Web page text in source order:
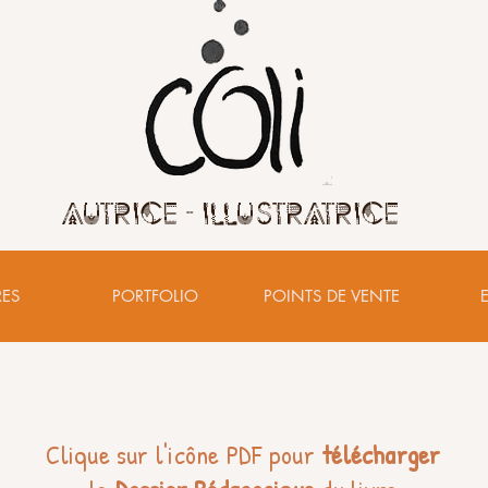
Autrice - illustratrice
PORTFOLIO POINTS DE VENTE
Clique sur l'icône PDF pour télécharger